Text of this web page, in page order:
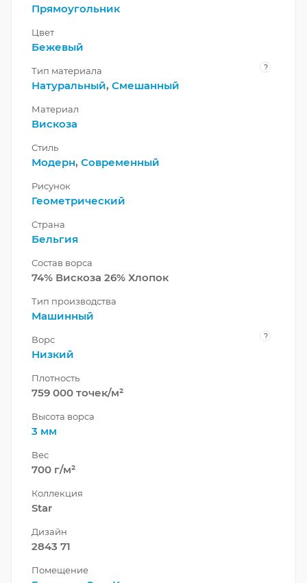
Прямоугольник
Цвет
Бежевый
Тип материала ?
Натуральный, Смешанный
Материал
Вискоза
Стиль
Модерн, Современный
Рисунок
Геометрический
Страна
Бельгия
Состав ворса
74% Вискоза 26% Хлопок
Тип производства
Машинный
Ворс ?
Низкий
Плотность
759 000 точек/м²
Высота ворса
3 мм
Вес
700 г/м²
Коллекция
Star
Дизайн
2843 71
Помещение